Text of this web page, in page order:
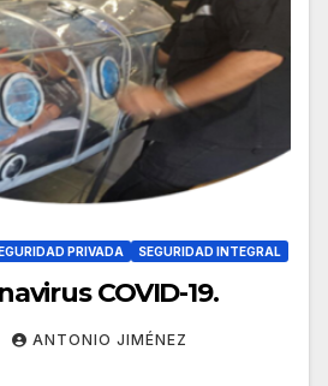
PRIVADA SEGURIDAD INTEGRAL
COVID-19.
ANTONIO JIMÉNEZ